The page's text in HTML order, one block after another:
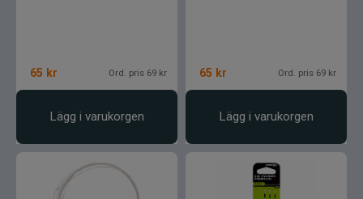
65 kr Ord. pris 69 kr
Lägg i varukorgen
65 kr Ord. pris 69 kr
Lägg i varukorgen